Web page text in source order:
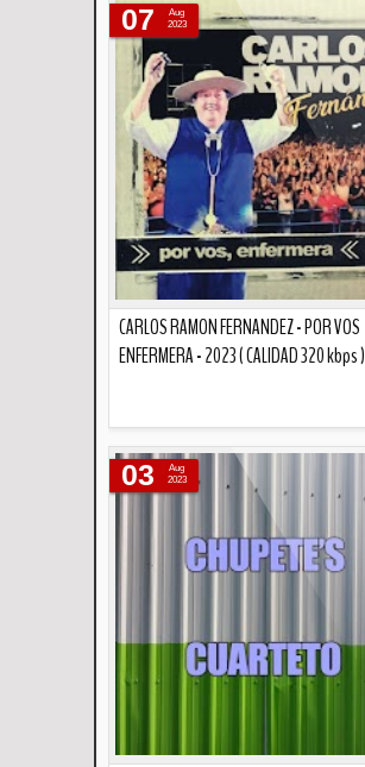
CARLOS RAMON FERNANDEZ - POR VOS
ENFERMERA - 2023 ( CALIDAD 320 kbps )
07
Aug
2023
03
Aug
2023